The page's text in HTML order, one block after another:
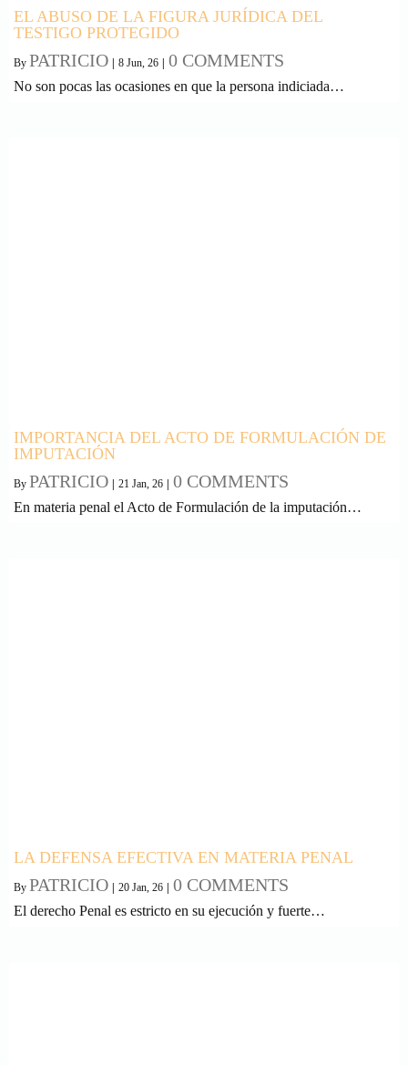
EL ABUSO DE LA FIGURA JURÍDICA DEL
TESTIGO PROTEGIDO
By PATRICIO 8 Jun, 26 0 COMMENTS
No son pocas las ocasiones en que la persona indiciada…
IMPORTANCIA DEL ACTO DE FORMULACIÓN DE
IMPUTACIÓN
By PATRICIO | 21 Jan, 26 | 0 COMMENTS
En materia penal el Acto de Formulación de la imputación…
LA DEFENSA EFECTIVA EN MATERIA PENAL
By PATRICIO 20 Jan, 26 0 COMMENTS
El derecho Penal es estricto en su ejecución y fuerte…